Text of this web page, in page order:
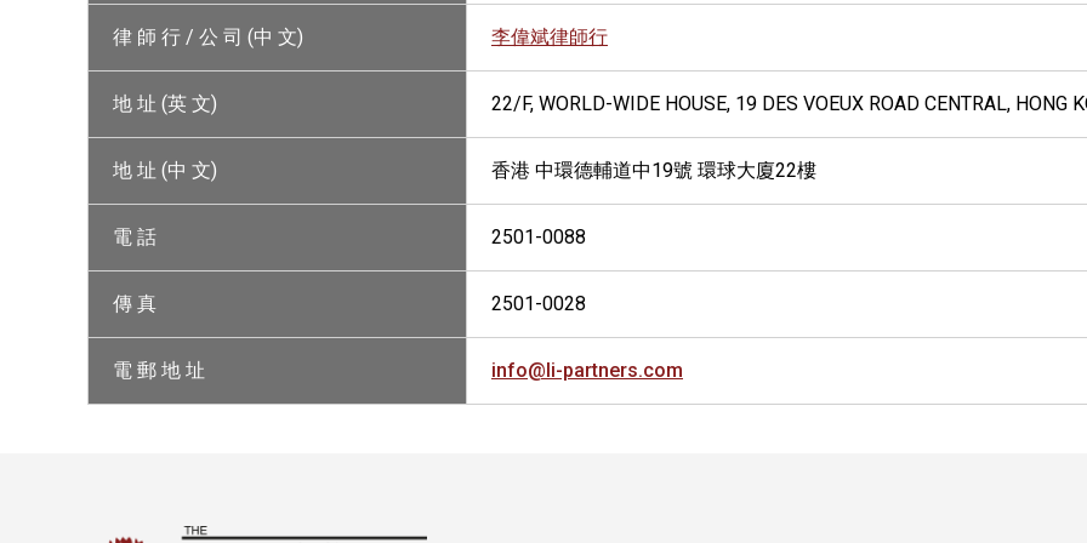
律 師 行 / 公 司 (中 文) 李偉斌律師行
地 址 (英 文) 22/F, WORLD-WIDE HOUSE, 19 DES VOEUX ROAD CENTRAL, HONG
地 址 (中 文) 香港 中環德輔道中19號 環球大廈22樓
電 話 2501-0088
傳 真 2501-0028
電 郵 地 址 info@li-partners.com